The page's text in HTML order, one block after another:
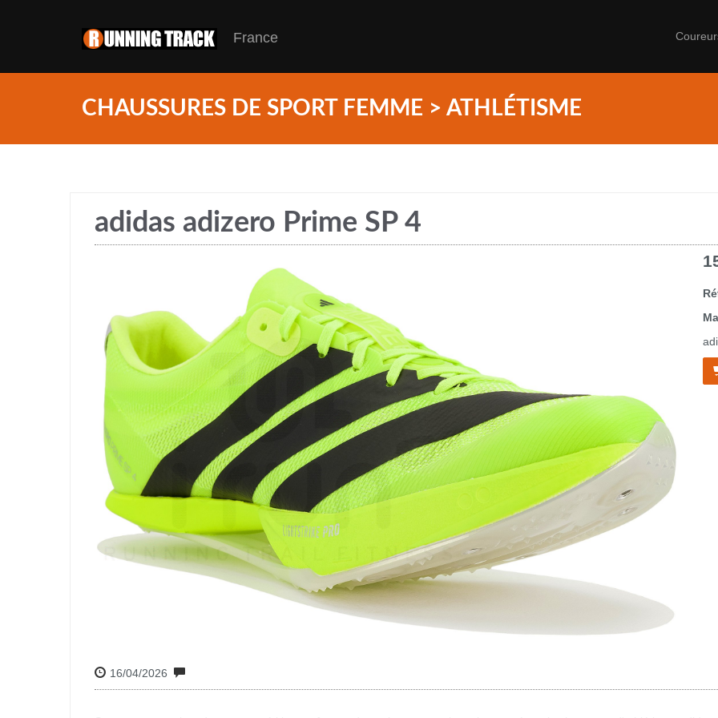
France
CHAUSSURES DE SPORT FEMME > ATHLÉTISME
adidas adizero Prime SP 4
16/04/2026